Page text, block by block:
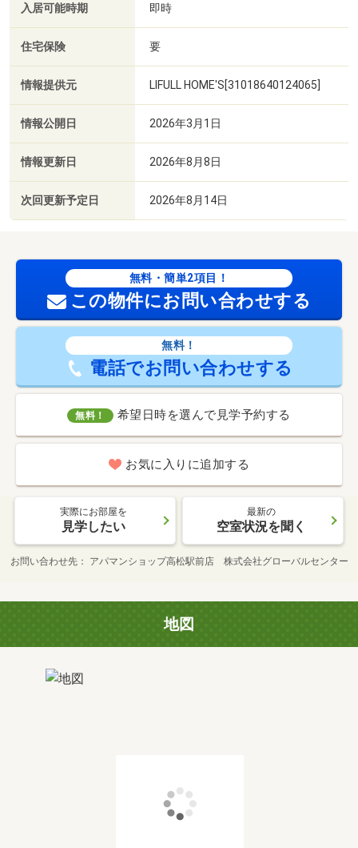
入居可能時期 即時
住宅保険 要
情報提供元 LIFULL HOME'S[31018640124065]
情報公開日 2026年3月1日
情報更新日 2026年8月8日
次回更新予定日 2026年8月14日
無料・簡単2項目！
この物件にお問い合わせする
無料！
電話でお問い合わせする
無料！ 希望日時を選んで見学予約する
お気に入りに追加する
実際にお部屋を
見学したい
最新の
空室状況を聞く
お問い合わせ先 アパマンショップ高松駅前店 株式会社グローバルセンター
地図